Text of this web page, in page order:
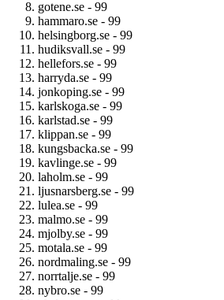
gotene.se - 99
hammaro.se - 99
helsingborg.se - 99
hudiksvall.se - 99
hellefors.se - 99
harryda.se - 99
jonkoping.se - 99
karlskoga.se - 99
karlstad.se - 99
klippan.se - 99
kungsbacka.se - 99
kavlinge.se - 99
laholm.se - 99
ljusnarsberg.se - 99
lulea.se - 99
malmo.se - 99
mjolby.se - 99
motala.se - 99
nordmaling.se - 99
norrtalje.se - 99
nybro.se - 99